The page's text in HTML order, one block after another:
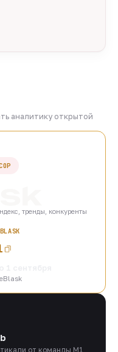
аналитику открытой
тренды, конкуренты
от команды M1